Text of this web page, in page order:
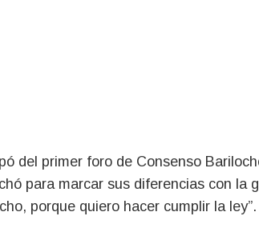
del primer foro de Consenso
para marcar sus diferencias con la
porque quiero hacer cumplir la ley”.